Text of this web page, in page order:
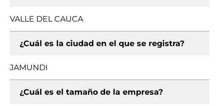
VALLE DEL CAUCA
¿Cuál es la ciudad en el que se registra?
JAMUNDI
¿Cuál es el tamaño de la empresa?